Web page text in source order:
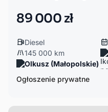
89 000 zł
Diesel
145 000 km
Olkusz (Małopolskie)
Ogłoszenie prywatne